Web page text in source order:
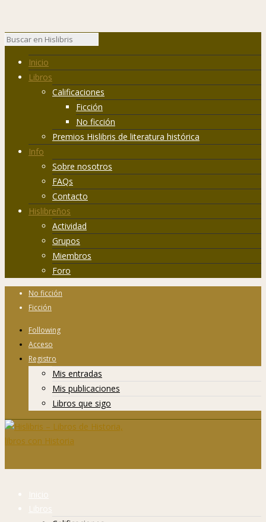
Inicio
Libros
Calificaciones
Ficción
No ficción
Premios Hislibris de literatura histórica
Info
Sobre nosotros
FAQs
Contacto
Hislibreños
Actividad
Grupos
Miembros
Foro
No ficción
Ficción
Following
Acceso
Registro
Mis entradas
Mis publicaciones
Libros que sigo
Inicio
Libros